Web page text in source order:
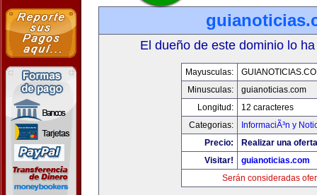
El dueño de este dominio lo
Mayusculas:
Minusculas:
guianoticias.com
Longitud:
12 caracteres
Categorias:
InformaciÃ³n y
Precio:
Realizar una
Visitar!
guianoticias.com
Serán consideradas